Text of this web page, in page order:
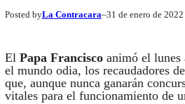
Posted byLa Contracara–31 de enero de 2022
El Papa Franciscoanimó el lunes
el mundo odia, los recaudadores de
que, aunque nunca ganarán
vitales para el funcionamiento de